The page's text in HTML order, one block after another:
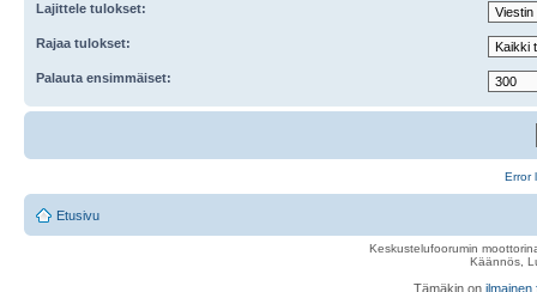
Lajittele tulokset:
Rajaa tulokset:
Palauta ensimmäiset:
Error
Etusivu
Keskustelufoorumin
Käännös,
Tämäkin on ilmainen